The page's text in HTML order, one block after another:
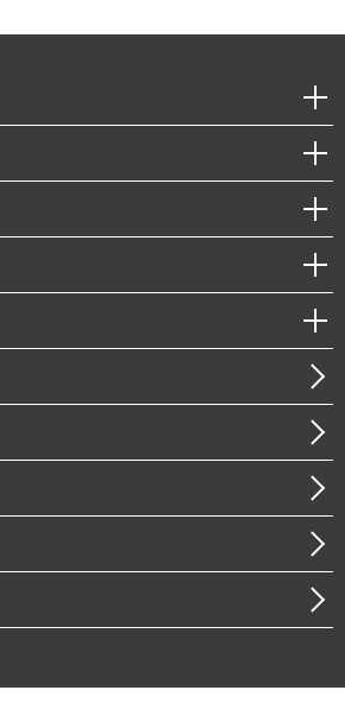
コンプライアンス）・防災（政策）
ポーツ・スマートシティ
システム
）